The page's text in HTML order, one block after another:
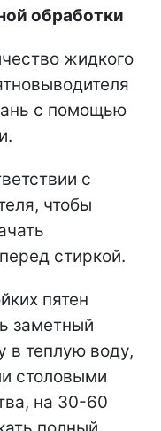
обработки
жидкого
с помощью
с
чтобы
стиркой.
пятен
заметный
в теплую воду,
столовыми
на 30-60